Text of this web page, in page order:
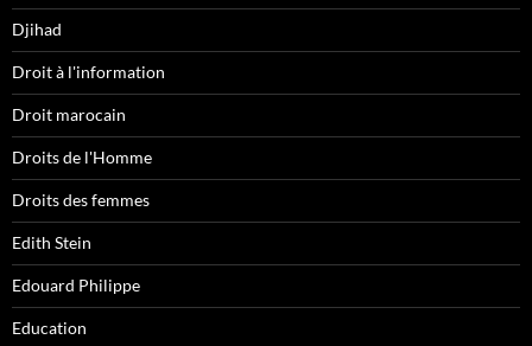
Djihad
Droit à l'information
Droit marocain
Droits de l'Homme
Droits des femmes
Edith Stein
Edouard Philippe
Education